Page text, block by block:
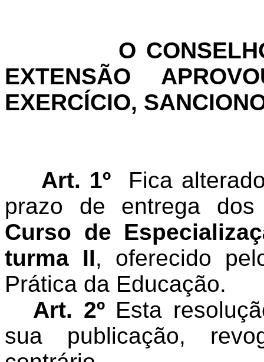
O
EXTENSÃO
EXERCÍCIO,
Art. 1º
Fica
prazo de entrega
Curso de
turma II, oferecido
Prática da Educação.
Art. 2ºEsta
sua publicação,